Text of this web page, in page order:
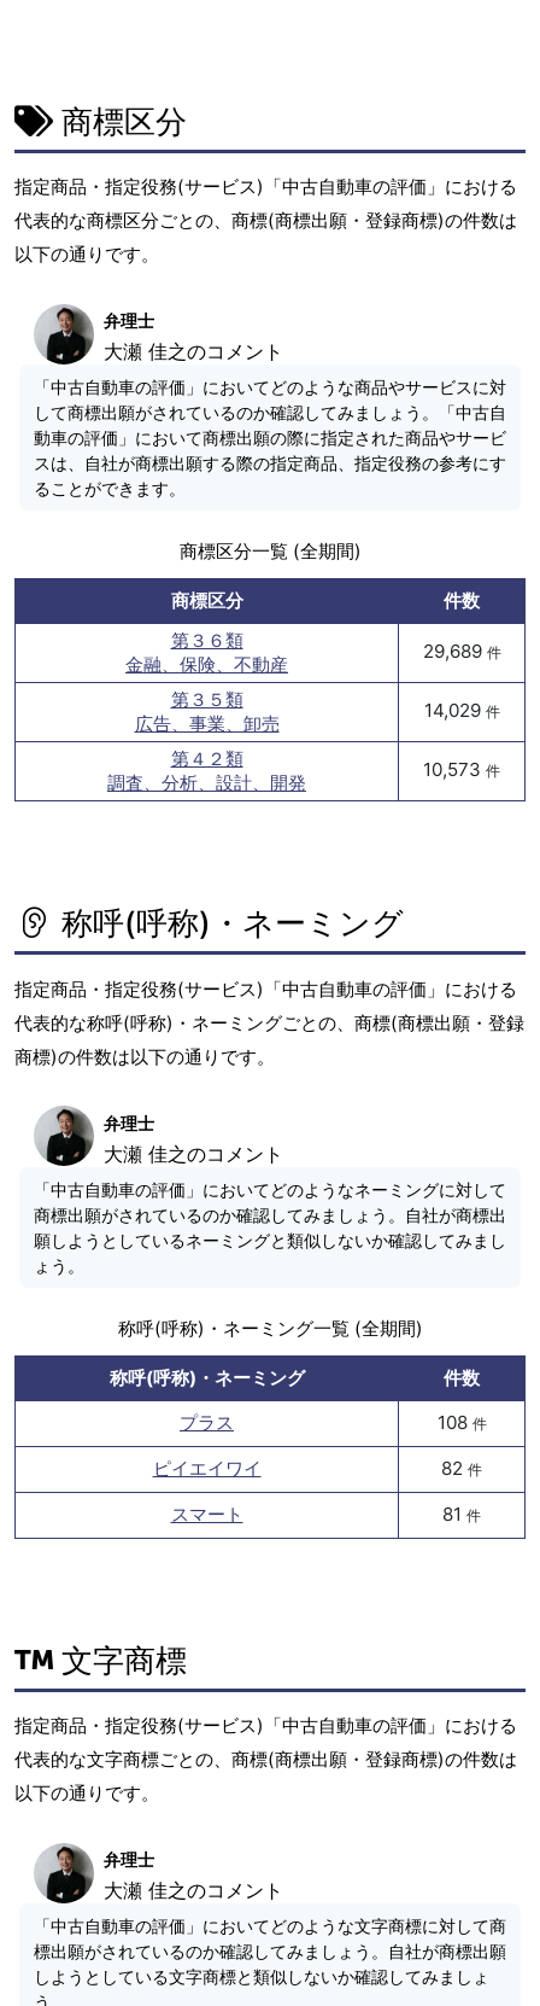
商標区分
指定商品・指定役務(サービス)「中古自動車の評価」における
代表的な商標区分ごとの、商標(商標出願・登録商標)の件数は
以下の通りです。
弁理士
大瀬 佳之のコメント
「中古自動車の評価」においてどのような商品やサービスに対
して商標出願がされているのか確認してみましょう。「中古自
動車の評価」において商標出願の際に指定された商品やサービ
スは、自社が商標出願する際の指定商品、指定役務の参考にす
ることができます。
商標区分一覧 (全期間)
商標区分
件数
第３６類
金融、保険、不動産
29,689 件
第３５類
広告、事業、卸売
14,029 件
第４２類
調査、分析、設計、開発
10,573 件
称呼(呼称)・ネーミング
指定商品・指定役務(サービス)「中古自動車の評価」における
代表的な称呼(呼称)・ネーミングごとの、商標(商標出願・登録
商標)の件数は以下の通りです。
弁理士
大瀬 佳之のコメント
「中古自動車の評価」においてどのようなネーミングに対して
商標出願がされているのか確認してみましょう。自社が商標出
願しようとしているネーミングと類似しないか確認してみまし
ょう。
称呼(呼称)・ネーミング一覧 (全期間)
称呼(呼称)・ネーミング
件数
プラス
108 件
ピイエイワイ 82 件
スマート 81 件
文字商標
指定商品・指定役務(サービス)「中古自動車の評価」における
代表的な文字商標ごとの、商標(商標出願・登録商標)の件数は
以下の通りです。
弁理士
大瀬 佳之のコメント
「中古自動車の評価」においてどのような文字商標に対して商
標出願がされているのか確認してみましょう。自社が商標出願
しようとしている文字商標と類似しないか確認してみましょ